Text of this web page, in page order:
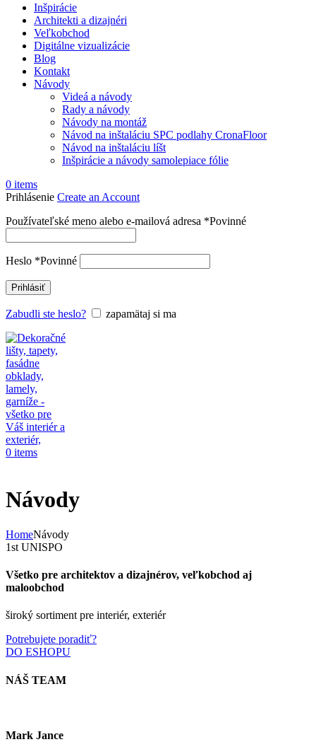
Inšpirácie
Architekti a dizajnéri
Veľkobchod
Digitálne vizualizácie
Blog
Kontakt
Návody
Videá a návody
Rady a návody
Návody na montáž
Návod na inštaláciu SPC podlahy CronaFloor
Návod na inštaláciu líšt
Inšpirácie a návody samolepiace fólie
0 items
Prihlásenie Create an Account
Používateľské meno alebo e-mailová adresa *Povinné
Heslo *Povinné
Prihlásiť
Zabudli ste heslo? zapamätaj si ma
0 items
Návody
HomeNávody
1st UNISPO
Všetko pre architektov a dizajnérov, veľkobchod aj
maloobchod
široký sortiment pre interiér, exteriér
Potrebujete poradiť?
DO ESHOPU
NÁŠ TEAM
Mark Jance